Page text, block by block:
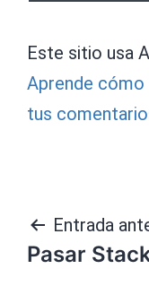
Este sitio usa
Aprende
tus
de
Entrada
Pasar